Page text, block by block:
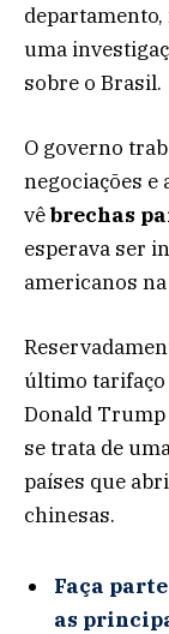
uma
sobre o Brasil.
O governo
negociações e
vêbrechas
esperava ser
americanos
último tarifaço
Donald Trump
se trata de
países que
chinesas.
Faça
as